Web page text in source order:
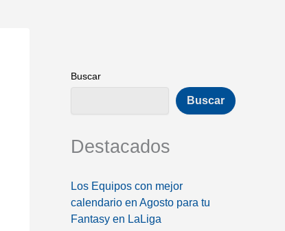
Buscar
Buscar
Destacados
Los Equipos con mejor
calendario en Agosto para tu
Fantasy en LaLiga